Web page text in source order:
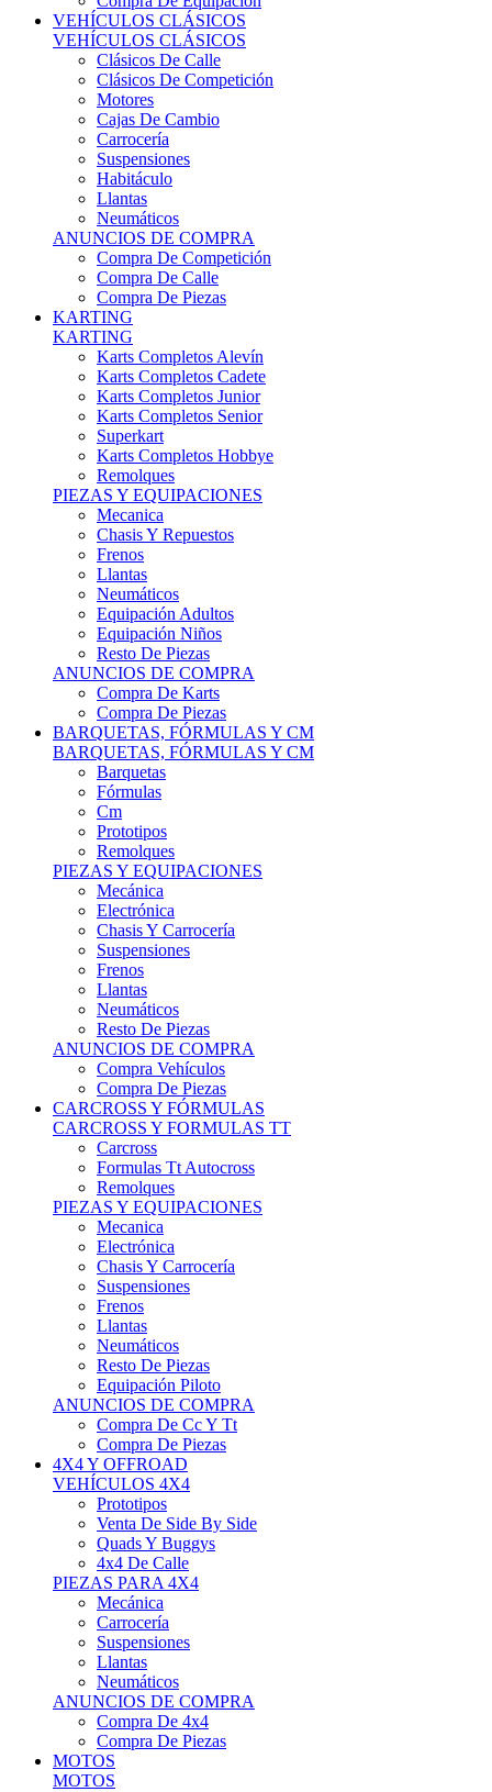
VEHÍCULOS CLÁSICOS
Clásicos De Calle
Clásicos De Competición
Motores
Cajas De Cambio
Carrocería
Suspensiones
Habitáculo
Llantas
Neumáticos
ANUNCIOS DE COMPRA
Compra De Competición
Compra De Calle
Compra De Piezas
KARTING
KARTING
Karts Completos Alevín
Karts Completos Cadete
Karts Completos Junior
Karts Completos Senior
Superkart
Karts Completos Hobbye
Remolques
PIEZAS Y EQUIPACIONES
Mecanica
Chasis Y Repuestos
Frenos
Llantas
Neumáticos
Equipación Adultos
Equipación Niños
Resto De Piezas
ANUNCIOS DE COMPRA
Compra De Karts
Compra De Piezas
BARQUETAS, FÓRMULAS Y CM
BARQUETAS, FÓRMULAS Y CM
Barquetas
Fórmulas
Cm
Prototipos
Remolques
PIEZAS Y EQUIPACIONES
Mecánica
Electrónica
Chasis Y Carrocería
Suspensiones
Frenos
Llantas
Neumáticos
Resto De Piezas
ANUNCIOS DE COMPRA
Compra Vehículos
Compra De Piezas
CARCROSS Y FÓRMULAS
CARCROSS Y FORMULAS TT
Carcross
Formulas Tt Autocross
Remolques
PIEZAS Y EQUIPACIONES
Mecanica
Electrónica
Chasis Y Carrocería
Suspensiones
Frenos
Llantas
Neumáticos
Resto De Piezas
Equipación Piloto
ANUNCIOS DE COMPRA
Compra De Cc Y Tt
Compra De Piezas
4X4 Y OFFROAD
VEHÍCULOS 4X4
Prototipos
Venta De Side By Side
Quads Y Buggys
4x4 De Calle
PIEZAS PARA 4X4
Mecánica
Carrocería
Suspensiones
Llantas
Neumáticos
ANUNCIOS DE COMPRA
Compra De 4x4
Compra De Piezas
MOTOS
MOTOS
Motos De Circuito